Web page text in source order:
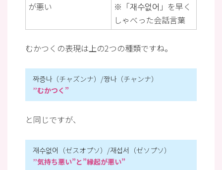
が悪い
※「재수없어」を早く
しゃべった会話言葉
むかつくの表現は上の2つの種類ですね。
짜증나（チャズンナ）/짱나（チャンナ）
”むかつく”
と同じですが、
재수없어（ゼスオプソ）/재섭서（ゼソプソ）
”気持ち悪い”と”縁起が悪い”